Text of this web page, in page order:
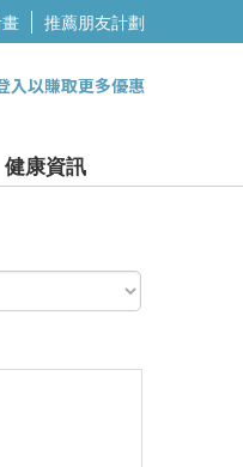
推薦朋友計劃
入以賺取更多優惠
健康資訊